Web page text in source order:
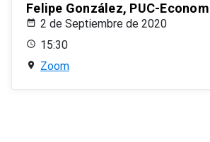
Felipe González, PUC-
2 de Septiembre de 2020
15:30
Zoom